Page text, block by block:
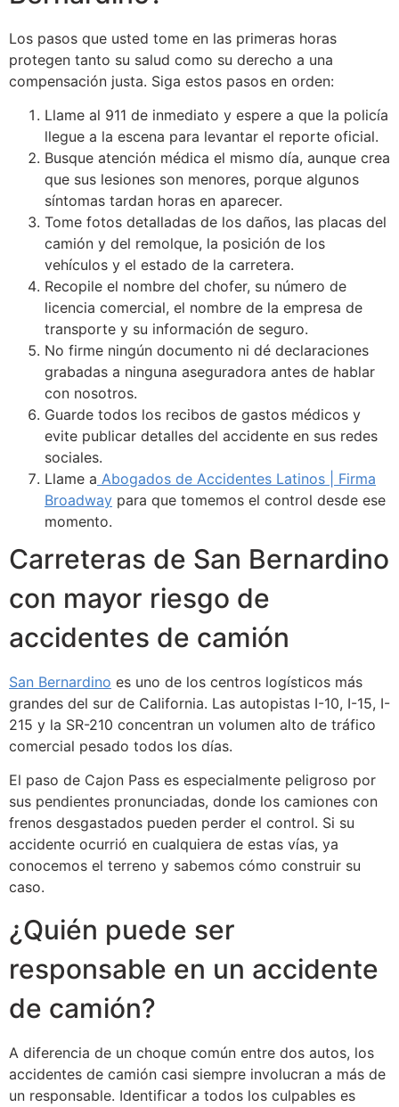
Los pasos que usted tome en las primeras horas
protegen tanto su salud como su derecho a una
compensación justa. Siga estos pasos en orden:
Llame al 911 de inmediato y espere a que la policía
llegue a la escena para levantar el reporte oficial.
Busque atención médica el mismo día, aunque crea
que sus lesiones son menores, porque algunos
síntomas tardan horas en aparecer.
Tome fotos detalladas de los daños, las placas del
camión y del remolque, la posición de los
vehículos y el estado de la carretera.
Recopile el nombre del chofer, su número de
licencia comercial, el nombre de la empresa de
transporte y su información de seguro.
No firme ningún documento ni dé declaraciones
grabadas a ninguna aseguradora antes de hablar
con nosotros.
Guarde todos los recibos de gastos médicos y
evite publicar detalles del accidente en sus redes
sociales.
Llame a Abogados de Accidentes Latinos | Firma
Broadway para que tomemos el control desde ese
momento.
Carreteras de San Bernardino
con mayor riesgo de
accidentes de camión
San Bernardino es uno de los centros logísticos más
grandes del sur de California. Las autopistas I-10, I-15, I-
215 y la SR-210 concentran un volumen alto de tráfico
comercial pesado todos los días.
El paso de Cajon Pass es especialmente peligroso por
sus pendientes pronunciadas, donde los camiones con
frenos desgastados pueden perder el control. Si su
accidente ocurrió en cualquiera de estas vías, ya
conocemos el terreno y sabemos cómo construir su
caso.
¿Quién puede ser
responsable en un accidente
de camión?
A diferencia de un choque común entre dos autos, los
accidentes de camión casi siempre involucran a más de
un responsable. Identificar a todos los culpables es